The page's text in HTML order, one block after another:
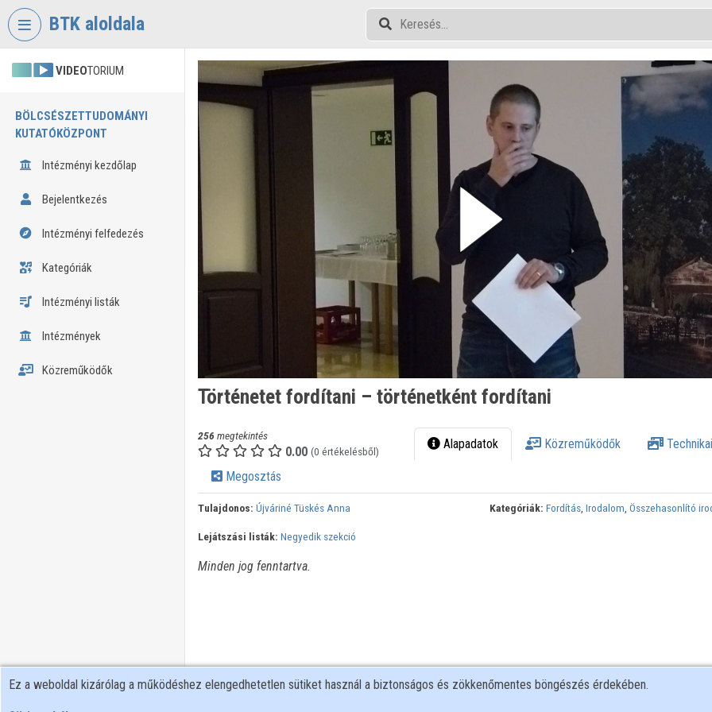
Fejléc kihagyása
BTK aloldala
VIDEOTORIUM
BÖLCSÉSZETTUDOMÁNYI
KUTATÓKÖZPONT
Intézményi kezdőlap
Bejelentkezés
Intézményi felfedezés
Kategóriák
Intézményi listák
Intézmények
Közreműködők
Történetet fordítani – történetként fordítani
256 megtekintés
0.00 (0 értékelésből) Alapadatok Közreműködők
Megosztás
Tulajdonos: Újváriné Tüskés Anna Kategóriák: Fordítás,Irodalom,Összehasonlító
Lejátszási listák: Negyedik szekció
Minden jog fenntartva.
Ez a weboldal kizárólag a működéshez elengedhetetlen sütiket használ a biztonságos és zökkenőmentes böngészés érdekében.